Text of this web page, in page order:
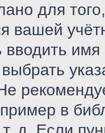
для
вашей
вводить
в